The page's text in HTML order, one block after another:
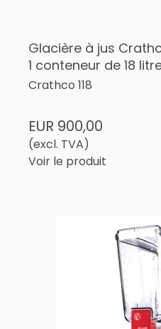
Glacière à jus
1 conteneur de 18
Crathco 118
EUR 900,00
(excl. TVA)
Voir le produit